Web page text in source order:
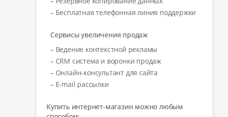
– Бесплатная телефонная линия поддержки
Сервисы увеличения продаж
– Ведение контекстной рекламы
– CRM система и воронки продаж
– Онлайн-консультант для сайта
– E-mail рассылки
Купить интернет-магазин можно любым